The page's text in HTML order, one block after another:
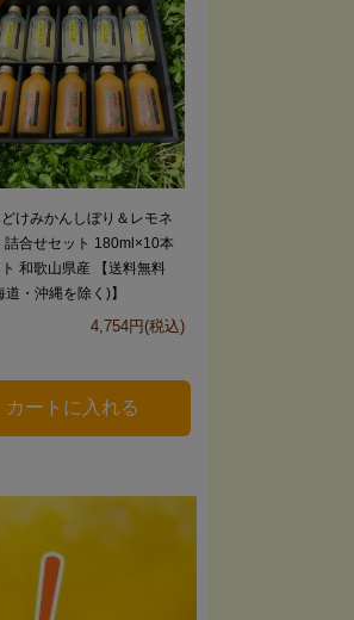
どけみかんしぼり＆レモネ
詰合せセット 180ml×10本
和歌山県産 【送料無料
道・沖縄を除く)】
4,754円(税込)